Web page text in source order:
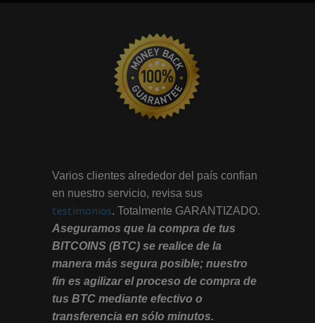
Varios clientes alrededor del país confian
en nuestro servicio, revisa sus
testimonios. Totalmente GARANTIZADO.
Aseguramos que la compra de tus
BITCOINS (BTC) se realice de la
manera más segura posible; nuestro
fin es agilizar el proceso de compra de
tus BTC mediante efectivo o
transferencia en sólo minutos.